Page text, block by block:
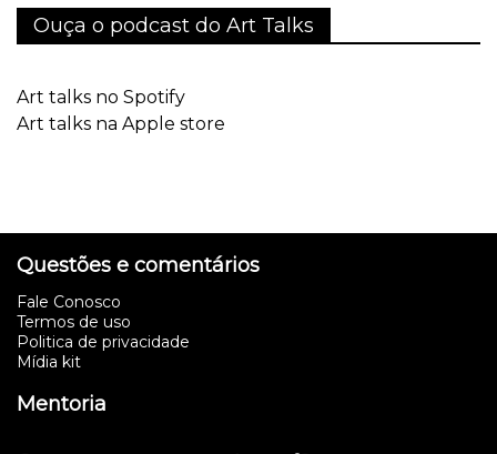
Ouça o podcast do Art Talks
Art talks no Spotify
Art talks na Apple store
Questões e comentários
Fale Conosco
Termos de uso
Politica de privacidade
Mídia kit
Mentoria